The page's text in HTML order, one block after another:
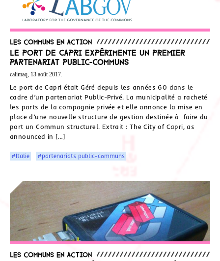
Les communs en action
Le port de Capri expérimente un premier
partenariat Public-Communs
calimaq, 13 août 2017.
Le port de Capri était Géré depuis les années 60 dans le
cadre d’un partenariat Public-Privé. La municipalité a racheté
les parts de la compagnie privée et elle annonce la mise en
place d’une nouvelle structure de gestion destinée à faire du
port un Commun structurel. Extrait : The City of Capri, as
announced in […]
#Italie #partenariats public-communs
Les communs en action